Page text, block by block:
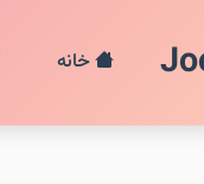
خانه